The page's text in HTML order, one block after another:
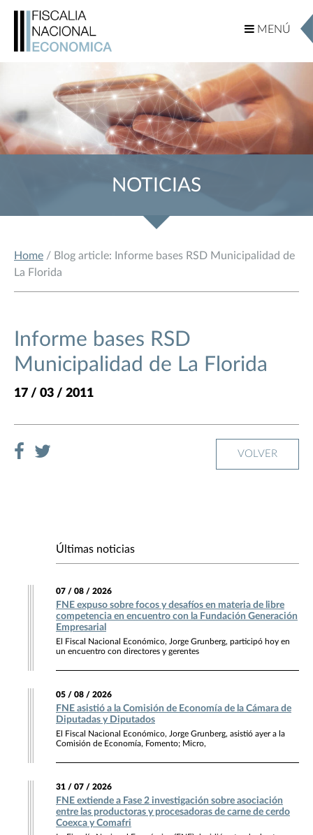
MENÚ
MENÚ
NOTICIAS
Home / Blog article: Informe bases RSD Municipalidad de
La Florida
Informe bases RSD
Municipalidad de La Florida
17 / 03 / 2011
VOLVER
Últimas noticias
07 / 08 / 2026
FNE expuso sobre focos y desafíos en materia de libre
competencia en encuentro con la Fundación Generación
Empresarial
El Fiscal Nacional Económico, Jorge Grunberg, participó hoy en
un encuentro con directores y gerentes
05 / 08 / 2026
FNE asistió a la Comisión de Economía de la Cámara de
Diputadas y Diputados
El Fiscal Nacional Económico, Jorge Grunberg, asistió ayer a la
Comisión de Economía, Fomento; Micro,
31 / 07 / 2026
FNE extiende a Fase 2 investigación sobre asociación
entre las productoras y procesadoras de carne de cerdo
Coexca y Comafri